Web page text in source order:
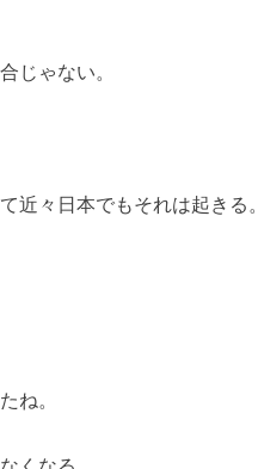
じゃない。
近々日本でもそれは起きる。
ね。